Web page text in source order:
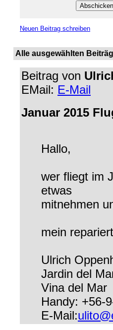
Neuen Beitrag schreiben
Alle ausgewählten
Beitrag von
EMail: E-Mail
Januar 2015
Hallo,
wer fliegt im
etwas
mitnehmen
mein
Ulrich
Jardin del
Vina del Mar
Handy: +56-
E-Mail: